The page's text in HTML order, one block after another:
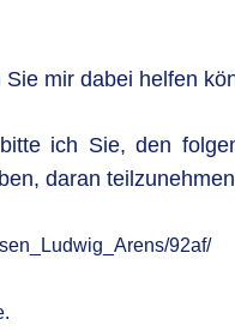
mir dabei helfen
ich Sie, den
daran
92af/